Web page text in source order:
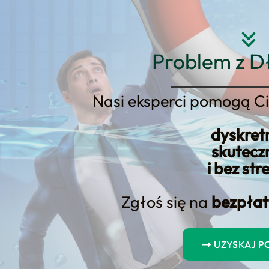
Problem z
Nasi eksperci pomogą
i bez
Zgłoś się na
UZYSKAJ
Strona główna O nas
są koszty konsolidacji